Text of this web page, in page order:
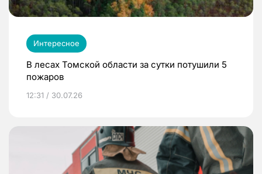
Интересное
В лесах Томской области за сутки потушили 5
пожаров
12:31 / 30.07.26